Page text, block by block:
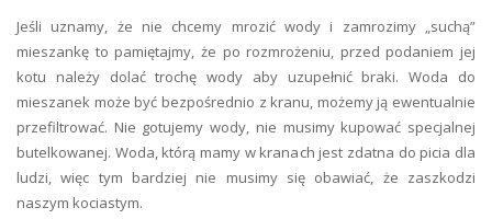
Jeśli uznamy, że nie chcemy mrozić wody i zamrozimy „suchą”
mieszankę to pamiętajmy, że po rozmrożeniu, przed podaniem jej
kotu należy dolać trochę wody aby uzupełnić braki. Woda do
mieszanek może być bezpośrednio z kranu, możemy ją ewentualnie
przefiltrować. Nie gotujemy wody, nie musimy kupować specjalnej
butelkowanej. Woda, którą mamy w kranach jest zdatna do picia dla
ludzi, więc tym bardziej nie musimy się obawiać, że zaszkodzi
naszym kociastym.